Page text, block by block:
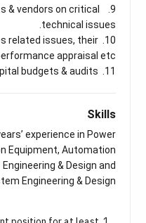
& vendors on critical
technical issues.
related issues, their
appraisal etc.
11. To handle operation & capital budgets & audits.
Skills
experience in Power
Equipment, Automation
Engineering & Design and
Engineering & Design.